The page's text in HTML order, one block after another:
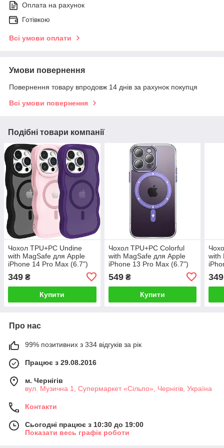
Оплата на рахунок
Готівкою
Всі умови оплати
Умови повернення
Повернення товару впродовж 14 днів за рахунок покупця
Всі умови повернення
Подібні товари компанії
Чохол TPU+PC Undine
with MagSafe для Apple
iPhone 14 Pro Max (6.7")
349 ₴
Купити
Чохол TPU+PC Colorful
with MagSafe для Apple
iPhone 13 Pro Max (6.7")
549₴
Купити
with
349
Про нас
99% позитивних з 334 відгуків за рік
Працює з 29.08.2016
м. Чернігів
вул. Музична 1, Супермаркет «Сільпо», Чернігів, Україна
Контакти
Сьогодні працює з 10:30 до 19:00
Показати весь графік роботи